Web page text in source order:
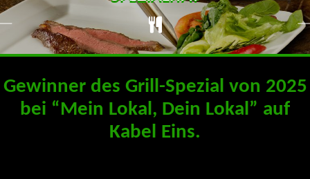
Gewinner des Grill-Spezial von 2025
bei “Mein Lokal, Dein Lokal” auf
Kabel Eins.